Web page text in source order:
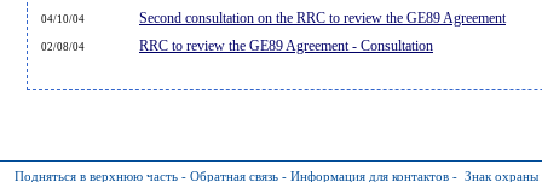
04/10/04 Second consultation on the RRC to review the GE89 Agreement
02/08/04 RRC to review the GE89 Agreement - Consultation
Подняться в верхнюю часть - Обратная связь - Информация для контактов - Знак охраны